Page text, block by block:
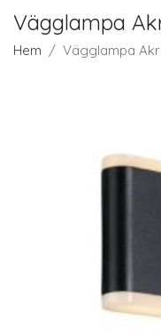
Vägglampa
Hem Vägglampa